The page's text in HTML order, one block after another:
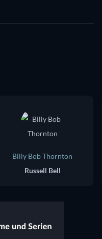
Billy Bob Thornton
Russell Bell